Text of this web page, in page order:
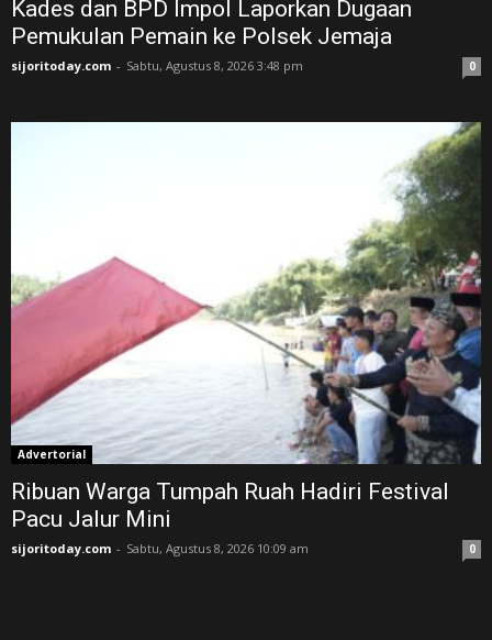
Kades dan BPD Impol Laporkan Dugaan
Pemukulan Pemain ke Polsek Jemaja
sijoritoday.com - Sabtu, Agustus 8, 2026 3:48 pm 0
Advertorial
Ribuan Warga Tumpah Ruah Hadiri Festival
Pacu Jalur Mini
sijoritoday.com - Sabtu, Agustus 8, 2026 10:09 am 0